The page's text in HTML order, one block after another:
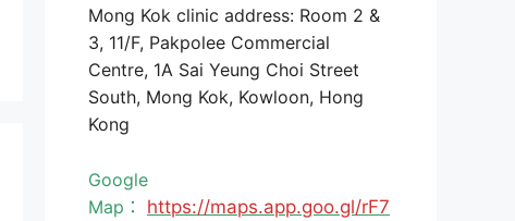
Mong Kok clinic address: Room 2 &
3, 11/F, Pakpolee Commercial
Centre, 1A Sai Yeung Choi Street
South, Mong Kok, Kowloon, Hong
Kong
Google
Map： https://maps.app.goo.gl/rF7